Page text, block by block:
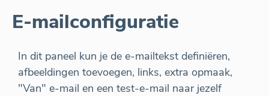
E-mailconfiguratie
In dit paneel kun je de e-mailtekst definiëren,
afbeeldingen toevoegen, links, extra opmaak,
"Van" e-mail en een test-e-mail naar jezelf